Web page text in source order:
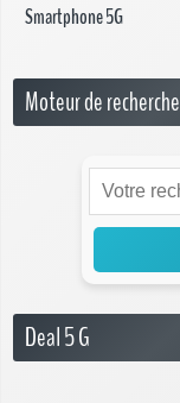
Smartphone 5G
Moteur de recherche
Deal 5 G